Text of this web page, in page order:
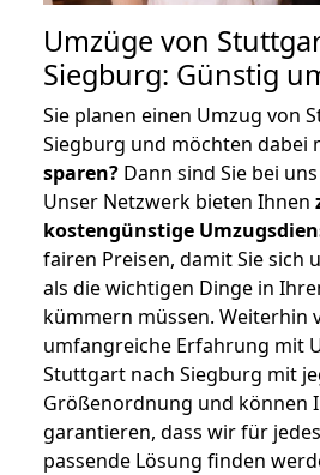
Umzüge von
Siegburg: Günstig
Sie planen einen Umzug von
Siegburg und möchten dabei
sparen? Dann sind Sie bei
Unser Netzwerk bieten Ihnen
kostengünstige
fairen Preisen, damit Sie sich
als die wichtigen Dinge in
kümmern müssen. Weiterhin
umfangreiche Erfahrung mit
Stuttgart nach Siegburg mit
Größenordnung und können
garantieren, dass wir für
passende Lösung finden